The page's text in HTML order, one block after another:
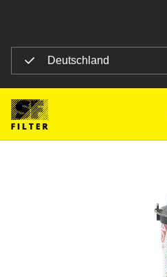
Deutschland
SF-Filter
SF Filter Homepage
Retour